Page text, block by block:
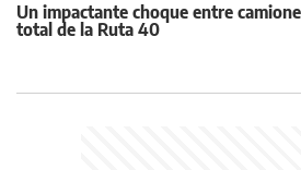
Un impactante choque entre
total de la Ruta 40